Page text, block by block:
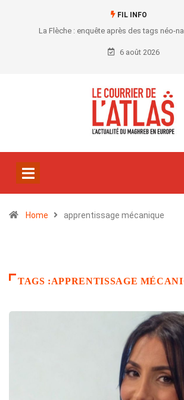
FIL INFO
La Flèche : enquête après des tags néo-
6 août 2026
Home apprentissage mécanique
TAGS :APPRENTISSAGE